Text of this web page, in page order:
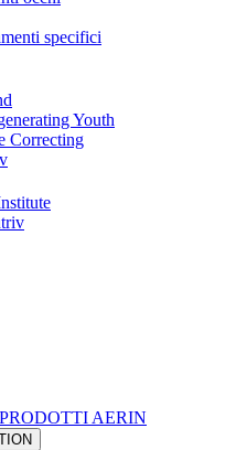
specifici
Youth
Correcting
AERIN